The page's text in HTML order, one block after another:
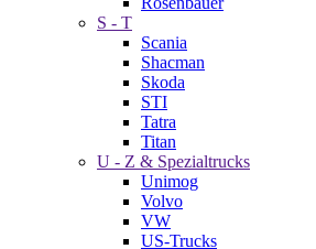
S - T
Scania
Shacman
Skoda
STI
Tatra
Titan
U - Z & Spezialtrucks
Unimog
Volvo
VW
US-Trucks